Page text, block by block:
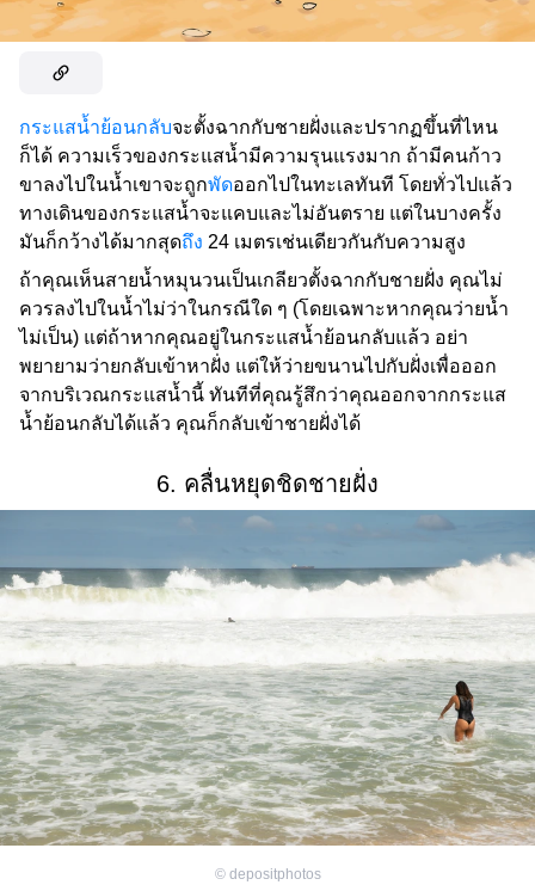
กระแสน้ำย้อนกลับจะตั้งฉากกับชายฝั่งและปรากฏขึ้นที่ไหน
ก็ได้ ความเร็วของกระแสน้ำมีความรุนแรงมาก ถ้ามีคนก้าว
ขาลงไปในน้ำเขาจะถูกพัดออกไปในทะเลทันที โดยทั่วไปแล้ว
ทางเดินของกระแสน้ำจะแคบและไม่อันตราย แต่ในบางครั้ง
มันก็กว้างได้มากสุดถึง 24 เมตรเช่นเดียวกันกับความสูง
ถ้าคุณเห็นสายน้ำหมุนวนเป็นเกลียวตั้งฉากกับชายฝั่ง คุณไม่
ควรลงไปในน้ำไม่ว่าในกรณีใด ๆ (โดยเฉพาะหากคุณว่ายน้ำ
ไม่เป็น) แต่ถ้าหากคุณอยู่ในกระแสน้ำย้อนกลับแล้ว อย่า
พยายามว่ายกลับเข้าหาฝั่ง แต่ให้ว่ายขนานไปกับฝั่งเพื่อออก
จากบริเวณกระแสน้ำนี้ ทันทีที่คุณรู้สึกว่าคุณออกจากกระแส
น้ำย้อนกลับได้แล้ว คุณก็กลับเข้าชายฝั่งได้
6. คลื่นหยุดชิดชายฝั่ง
© depositphotos